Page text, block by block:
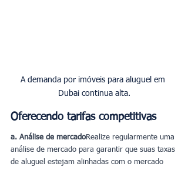
A demanda por imóveis para aluguel em
Dubai continua alta.
Oferecendo tarifas competitivas
a. Análise de mercadoRealize regularmente uma
análise de mercado para garantir que suas taxas
de aluguel estejam alinhadas com o mercado